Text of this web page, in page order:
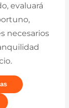
evaluará
necesarios